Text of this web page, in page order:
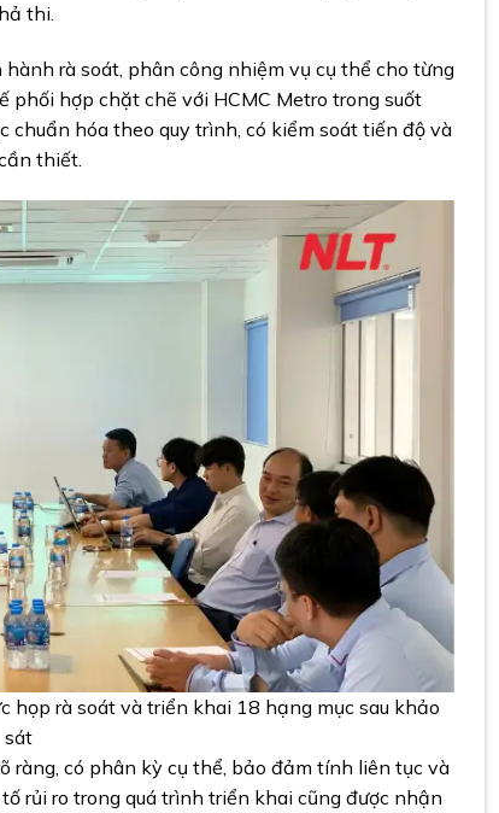
thi.
rà soát, phân công nhiệm vụ cụ thể cho từng
hợp chặt chẽ với HCMC Metro trong suốt
chuẩn hóa theo quy trình, có kiểm soát tiến độ và
thiết.
họp rà soát và triển khai 18 hạng mục sau khảo
sát
ràng, có phân kỳ cụ thể, bảo đảm tính liên tục và
rủi ro trong quá trình triển khai cũng được nhận